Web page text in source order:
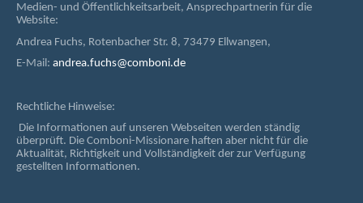
Medien- und Öffentlichkeitsarbeit, Ansprechpartnerin für die
Website:
Andrea Fuchs, Rotenbacher Str. 8, 73479 Ellwangen,
E-Mail: andrea.fuchs@comboni.de
Rechtliche Hinweise:
Die Informationen auf unseren Webseiten werden ständig
überprüft. Die Comboni-Missionare haften aber nicht für die
Aktualität, Richtigkeit und Vollständigkeit der zur Verfügung
gestellten Informationen.